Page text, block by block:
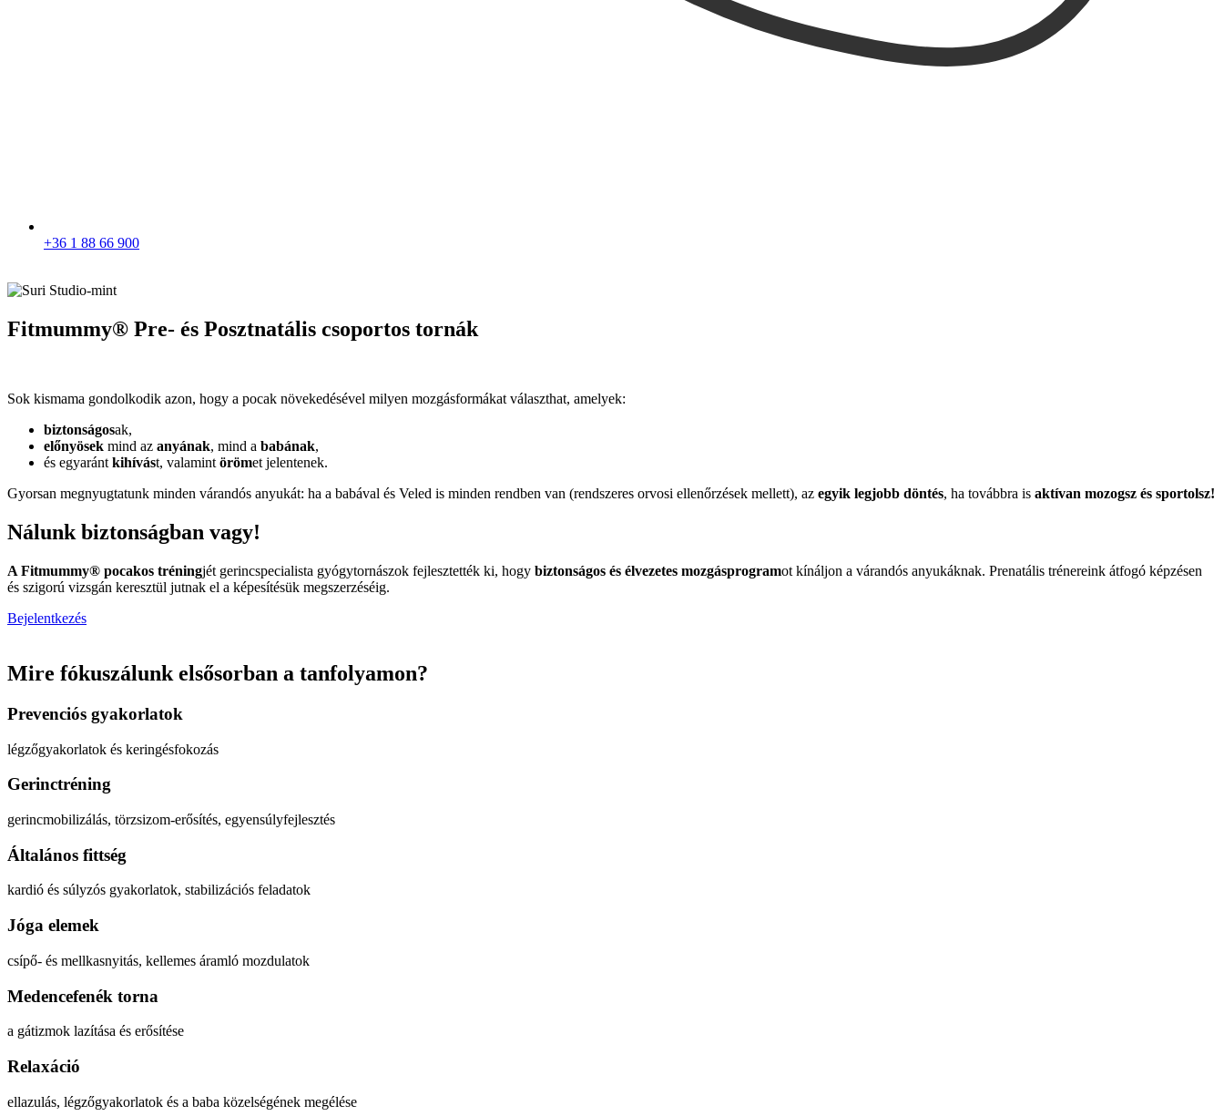
+36 1 88 66 900
Fitmummy® Pre- és Posztnatális csoportos tornák
Sok kismama gondolkodik azon, hogy a pocak növekedésével milyen mozgásformákat választhat, amelyek:
biztonságosak,
előnyösek mind az anyának, mind a babának,
és egyaránt kihívást, valamint örömet jelentenek.
Gyorsan megnyugtatunk minden várandós anyukát: ha a babával és Veled is minden rendben van (rendszeres orvosi ellenőrzések mellett), az egyik legjobb döntés, ha továbbra is aktívan mozogsz és sportolsz!
Nálunk biztonságban vagy!
A Fitmummy® pocakos tréningjét gerincspecialista gyógytornászok fejlesztették ki, hogy biztonságos és élvezetes mozgásprogramot kínáljon a várandós anyukáknak. Prenatális trénereink átfogó képzésen
és szigorú vizsgán keresztül jutnak el a képesítésük megszerzéséig.
Bejelentkezés
Mire fókuszálunk elsősorban a tanfolyamon?
Prevenciós gyakorlatok
légzőgyakorlatok és keringésfokozás
Gerinctréning
gerincmobilizálás, törzsizom-erősítés, egyensúlyfejlesztés
Általános fittség
kardió és súlyzós gyakorlatok, stabilizációs feladatok
Jóga elemek
csípő- és mellkasnyitás, kellemes áramló mozdulatok
Medencefenék torna
a gátizmok lazítása és erősítése
Relaxáció
ellazulás, légzőgyakorlatok és a baba közelségének megélése